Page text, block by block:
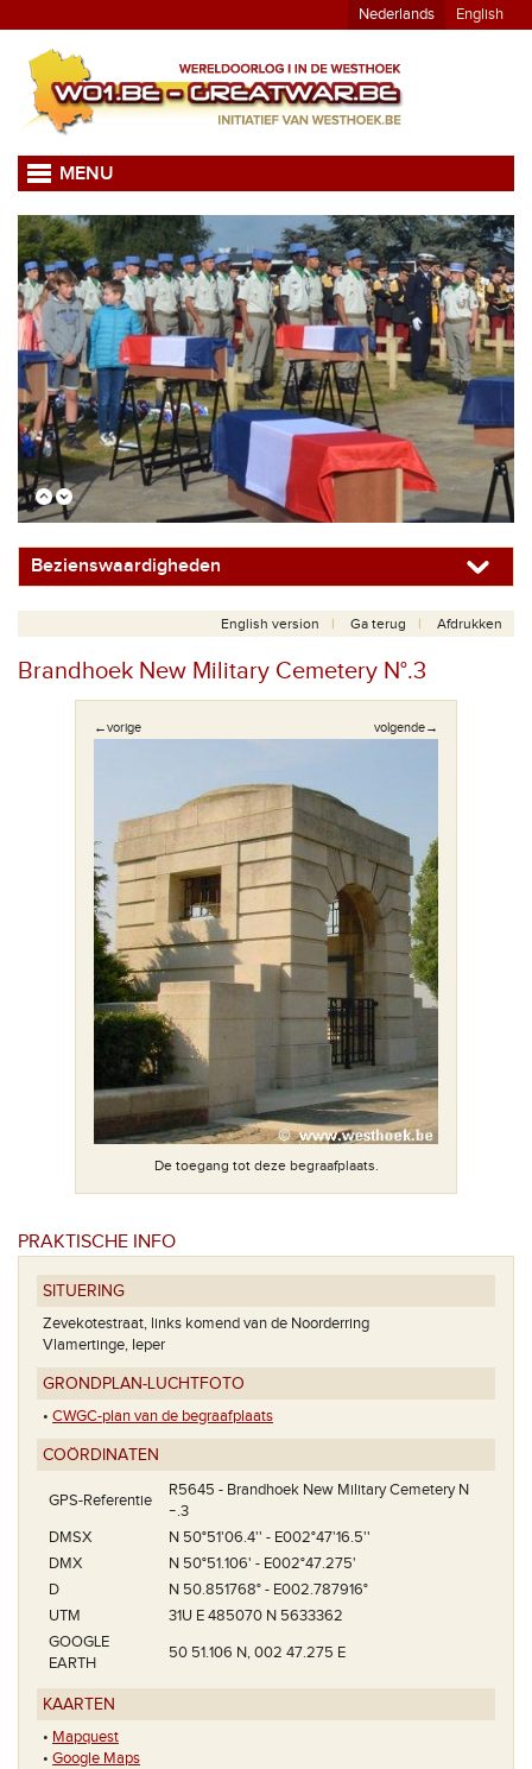
Nederlands English
MENU
Bezienswaardigheden
English version Ga terug Afdrukken
Brandhoek New Military Cemetery N°.3
←vorige volgende→
De toegang tot deze begraafplaats.
PRAKTISCHE INFO
SITUERING
Zevekotestraat, links komend van de Noorderring
Vlamertinge, Ieper
GRONDPLAN-LUCHTFOTO
• CWGC-plan van de begraafplaats
COÖRDINATEN
GPS-Referentie
R5645 - Brandhoek New Military Cemetery N
ｰ.3
DMSX
N 50°51'06.4'' - E002°47'16.5''
DMX
N 50°51.106' - E002°47.275'
D
N 50.851768° - E002.787916°
UTM
31U E 485070 N 5633362
GOOGLE
EARTH
50 51.106 N, 002 47.275 E
KAARTEN
• Mapquest
• Google Maps